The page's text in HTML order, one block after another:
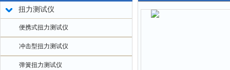
扭力测试仪
便携式扭力测试仪
冲击型扭力测试仪
弹簧扭力测试仪